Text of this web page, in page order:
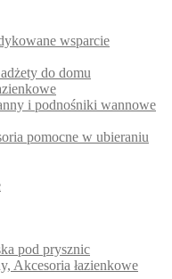
wsparcie
do domu
i podnośniki wannowe
pomocne w ubieraniu
pod prysznic
Akcesoria łazienkowe